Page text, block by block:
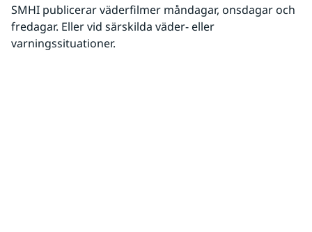
SMHI publicerar väderfilmer måndagar, onsdagar och
fredagar. Eller vid särskilda väder- eller
varningssituationer.